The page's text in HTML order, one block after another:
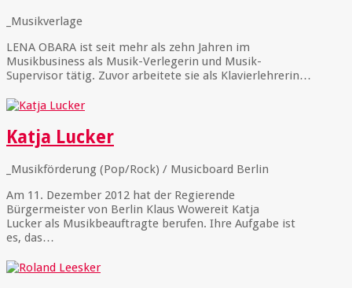
_Musikverlage
LENA OBARA ist seit mehr als zehn Jahren im
Musikbusiness als Musik-Verlegerin und Musik-
Supervisor tätig. Zuvor arbeitete sie als Klavierlehrerin…
Katja Lucker
_Musikförderung (Pop/Rock) / Musicboard Berlin
Am 11. Dezember 2012 hat der Regierende
Bürgermeister von Berlin Klaus Wowereit Katja
Lucker als Musikbeauftragte berufen. Ihre Aufgabe ist
es, das…